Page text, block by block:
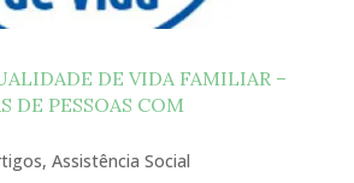
DE VIDA FAMILIAR –
DE PESSOAS COM
, Assistência Social